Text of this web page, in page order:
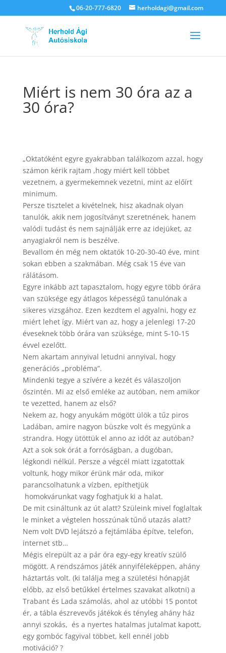
06-20-777-6820 herholdagi@gmail.com
Miért is nem 30 óra az a
30 óra?
„Oktatóként egyre gyakrabban találkozom azzal, hogy
számon kérik rajtam ,hogy miért kell többet
vezetnem, a gyermekemnek vezetni, mint az előírt
minimum.
Persze tisztelet a kivételnek, hisz akadnak olyan
tanulók, akik nem jogosítványt szeretnének, hanem
valódi tudást és nem sajnálják erre az idejüket, az
anyagiakról nem is beszélve.
Bevallom én még nem oktatók 10-20-30-40 éve, mint
sokan ebben a szakmában. Még csak 15 éve van
rálátásom.
Egyre inkább azt tapasztalom, hogy egyre több órára
van szüksége egy átlagos képességű tanulónak a
sikeres vizsgához. Ezen kezdtem el agyalni, hogy ez
miért lehet így. Miért van az, hogy a jelenlegi 17-20
éveseknek több órára van szüksége, mint 5-10-15
évvel ezelőtt.
Nem akartam annyival letudni annyival, hogy
generációs „probléma”.
Mindenki tegye a szívére a kezét és válaszoljon
őszintén. Mi az első emléke az autóban, nem amikor
te vezetted, hanem az első?
Nekem az, hogy anyukám mögött ülök a tűz piros
Ladában, amire nagyon büszke volt és megyünk a
strandra. Hogy ütöttük el anno az időt az autóban?
Azt a sok sok órát a forróságban, a dugóban,
légkondi nélkül. Persze a végcél miatt izgatottak
voltunk, hogy mikor érünk már oda, mikor
parancsolhatunk a vízben, epíthetjük
homokvárunkat vagy foghatjuk ki a halat.
De mit csináltunk az út alatt? Szüleink mivel foglaltak
le minket a végtelen hosszúnak tűnő utazás alatt?
Nem volt DVD lejátszó a fejtámlába építve, telefon,
internet stb…
Mégis elrepült az a pár óra egy-egy kreatív szülő
mögött. A rendszámos játék annyiféleképpen, ahány
háztartás volt. (ki találja meg a születési hónapját
előbb, az első betűkkel értelmes szavakat alkotni) a
Trabant és Lada számolás, ahol az utóbbi 15 pontot
ér, a tábla észrevevős játékok és tényleg ahány ház
annyi szokás, és a nyertes hatalmas jutalmat kapott,
egy gombóc fagyival többet, kell ennél jobb
motiváció? ?